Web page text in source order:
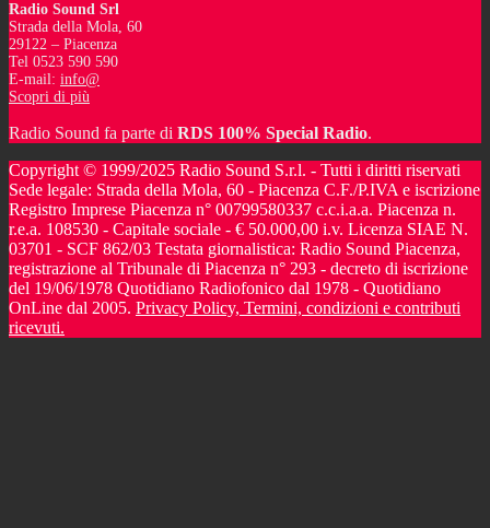
Radio Sound Srl
Strada della Mola, 60
29122 – Piacenza
Tel 0523 590 590
E-mail: info@
Scopri di più
Radio Sound fa parte di RDS 100% Special Radio.
Copyright © 1999/2025 Radio Sound S.r.l. - Tutti i diritti riservati
Sede legale: Strada della Mola, 60 - Piacenza C.F./P.IVA e iscrizione
Registro Imprese Piacenza n° 00799580337 c.c.i.a.a. Piacenza n.
r.e.a. 108530 - Capitale sociale - € 50.000,00 i.v. Licenza SIAE N.
03701 - SCF 862/03 Testata giornalistica: Radio Sound Piacenza,
registrazione al Tribunale di Piacenza n° 293 - decreto di iscrizione
del 19/06/1978 Quotidiano Radiofonico dal 1978 - Quotidiano
OnLine dal 2005. Privacy Policy, Termini, condizioni e contributi
ricevuti.